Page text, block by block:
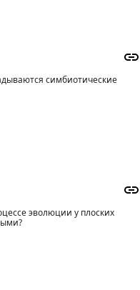
симбиотические
эволюции у плоских